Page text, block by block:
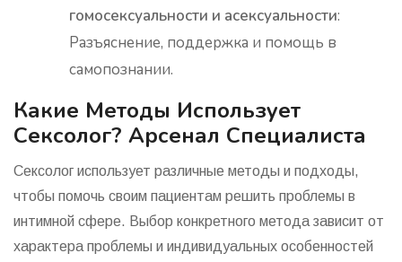
гомосексуальности и асексуальности:
Разъяснение, поддержка и помощь в
самопознании.
Какие Методы Использует
Сексолог? Арсенал Специалиста
Сексолог использует различные методы и подходы,
чтобы помочь своим пациентам решить проблемы в
интимной сфере. Выбор конкретного метода зависит от
характера проблемы и индивидуальных особенностей